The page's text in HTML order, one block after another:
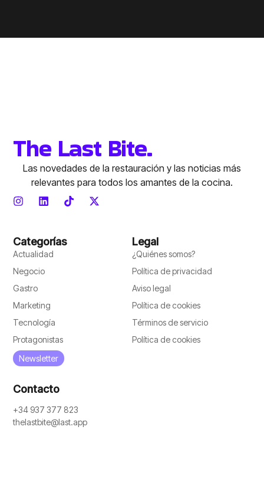
The Last Bite.
Las novedades de la restauración y las noticias más
relevantes para todos los amantes de la cocina.
Categorías
Actualidad
Negocio
Gastro
Marketing
Tecnología
Protagonistas
Newsletter
Legal
¿Quiénes somos?
Política de privacidad
Aviso legal
Política de cookies
Términos de servicio
Política de cookies
Contacto
+34 937 377 823
thelastbite@last.app